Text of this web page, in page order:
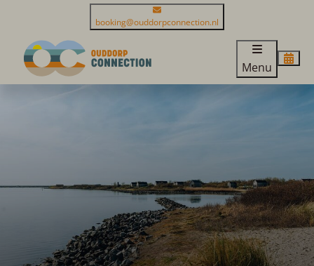
booking@ouddorpconnection.nl
Menu